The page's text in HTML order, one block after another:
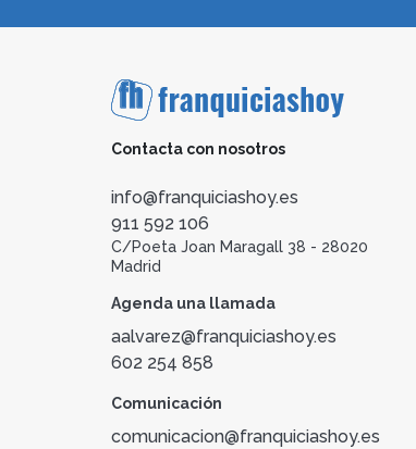
Contacta con nosotros
info@franquiciashoy.es
911 592 106
C/Poeta Joan Maragall 38 - 28020
Madrid
Agenda una llamada
aalvarez@franquiciashoy.es
602 254 858
Comunicación
comunicacion@franquiciashoy.es